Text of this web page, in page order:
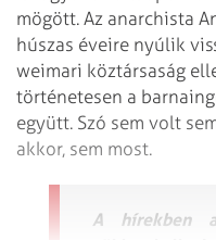
mögött. Az anarchista
húszas éveire nyúlik
weimari köztársaság
történetesen a
együtt. Szó sem volt
akkor, sem most.
A hírekben